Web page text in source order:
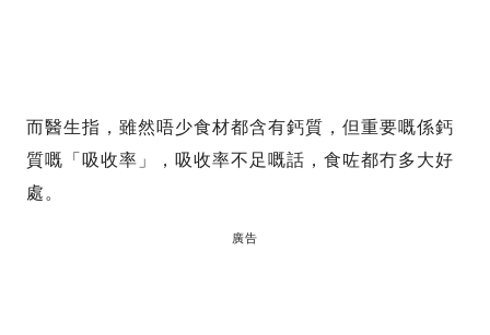
而醫生指，雖然唔少食材都含有鈣質，但重要嘅係鈣
質嘅「吸收率」，吸收率不足嘅話，食咗都冇多大好
處。
廣告